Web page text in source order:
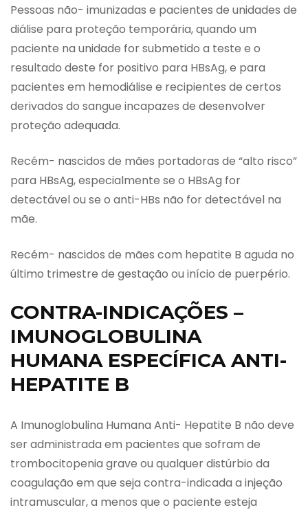
Pessoas não- imunizadas e pacientes de unidades de
diálise para proteção temporária, quando um
paciente na unidade for submetido a teste e o
resultado deste for positivo para HBsAg, e para
pacientes em hemodiálise e recipientes de certos
derivados do sangue incapazes de desenvolver
proteção adequada.
Recém- nascidos de mães portadoras de “alto risco”
para HBsAg, especialmente se o HBsAg for
detectável ou se o anti-HBs não for detectável na
mãe.
Recém- nascidos de mães com hepatite B aguda no
último trimestre de gestação ou início de puerpério.
CONTRA-INDICAÇÕES –
IMUNOGLOBULINA
HUMANA ESPECÍFICA ANTI-
HEPATITE B
A Imunoglobulina Humana Anti- Hepatite B não deve
ser administrada em pacientes que sofram de
trombocitopenia grave ou qualquer distúrbio da
coagulação em que seja contra-indicada a injeção
intramuscular, a menos que o paciente esteja